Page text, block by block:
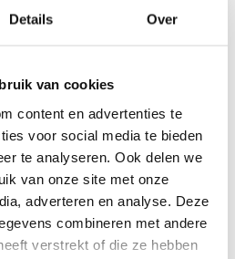
Details Over
van cookies
content en advertenties te
voor social media te bieden
te analyseren. Ook delen we
van onze site met onze
adverteren en analyse. Deze
combineren met andere
verstrekt of die ze hebben
leefkeuken
wastafel en
onderdeel uit van De